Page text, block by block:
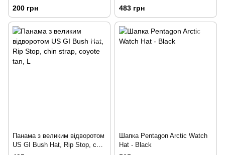
200 грн
strap, AT-digital Акуп
483 грн
Панама з великим відворотом
US GI Bush Hat, Rip Stop, chin
Шапка Pentagon Arctic Watch
Hat - Black